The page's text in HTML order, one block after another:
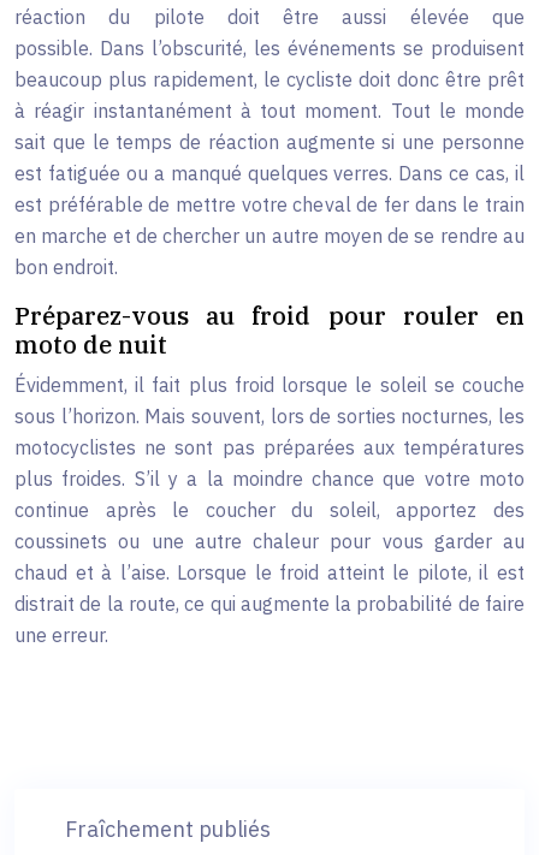
réaction du pilote doit être aussi élevée que
possible. Dans l’obscurité, les événements se produisent
beaucoup plus rapidement, le cycliste doit donc être prêt
à réagir instantanément à tout moment. Tout le monde
sait que le temps de réaction augmente si une personne
est fatiguée ou a manqué quelques verres. Dans ce cas, il
est préférable de mettre votre cheval de fer dans le train
en marche et de chercher un autre moyen de se rendre au
bon endroit.
Préparez-vous au froid pour rouler en
moto de nuit
Évidemment, il fait plus froid lorsque le soleil se couche
sous l’horizon. Mais souvent, lors de sorties nocturnes, les
motocyclistes ne sont pas préparées aux températures
plus froides. S’il y a la moindre chance que votre moto
continue après le coucher du soleil, apportez des
coussinets ou une autre chaleur pour vous garder au
chaud et à l’aise. Lorsque le froid atteint le pilote, il est
distrait de la route, ce qui augmente la probabilité de faire
une erreur.
Fraîchement publiés